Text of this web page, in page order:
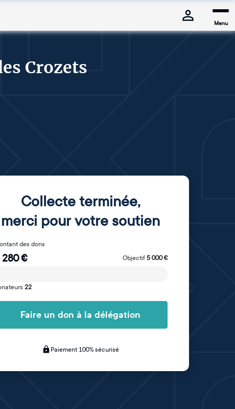
Menu
Crozets
Collecte terminée,
merci pour votre soutien
des dons
280€ Objectif 5 000€
22
Faire un don à la délégation
Paiement 100% sécurisé